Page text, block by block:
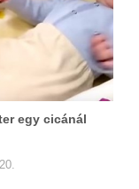
egy cicánál